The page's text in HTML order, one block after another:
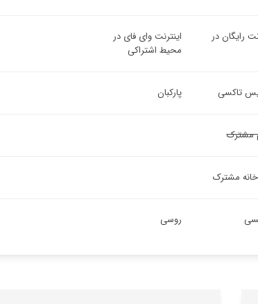
رایگان در
اینترنت وای فای در
محیط اشتراکی
تاکسی پارکبان
مشترک
مشترک
روسی